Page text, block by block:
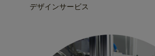
デザインサービス